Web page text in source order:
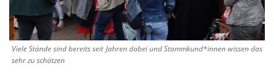
Viele Stände sind bereits seit Jahren dabei und Stammkund*innen wissen das
sehr zu schätzen